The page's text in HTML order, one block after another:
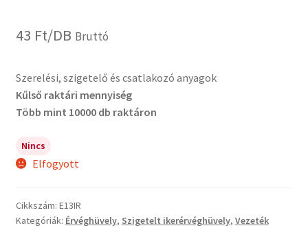
43 Ft/DB Bruttó
Szerelési, szigetelő és csatlakozó anyagok
Kűlső raktári mennyiség
Több mint 10000 db raktáron
Nincs
Elfogyott
Cikkszám: E13IR
Kategóriák: Érvéghüvely, Szigetelt ikerérvéghüvely, Vezeték